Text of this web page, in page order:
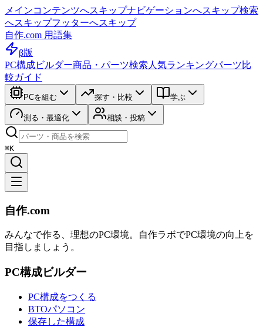
メインコンテンツへスキップナビゲーションへスキップ検索
へスキップフッターへスキップ
自作.com 用語集
β版
PC構成ビルダー商品・パーツ検索 人気ランキングパーツ比
較ガイド
PCを組む 探す・比較 学ぶ
測る・最適化 相談・投稿
⌘K
自作.com
みんなで作る、理想のPC環境。 自作ラボでPC環境の向上を
目指しましょう。
PC構成ビルダー
PC構成をつくる
BTOパソコン
保存した構成